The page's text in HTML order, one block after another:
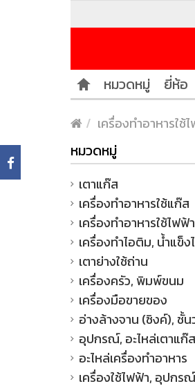
หมวดหมู่ ยี่ห้อ
เครื่องทำอาหารใช้
หมวดหมู่
เตาแก๊ส
เครื่องทำอาหารใช้แก๊ส
เครื่องทำอาหารใช้ไฟฟ้า
เครื่องทำไอติม, น้ำแข็ง
เตาย่างใช้ถ่าน
เครื่องครัว, พิมพ์ขนม
เครื่องมือขายของ
อ่างล้างจาน (ซิงค์), ชั้น
อุปกรณ์, อะไหล่เตาแก๊ส
อะไหล่เครื่องทำอาหาร
เครื่องใช้ไฟฟ้า, อุปกร